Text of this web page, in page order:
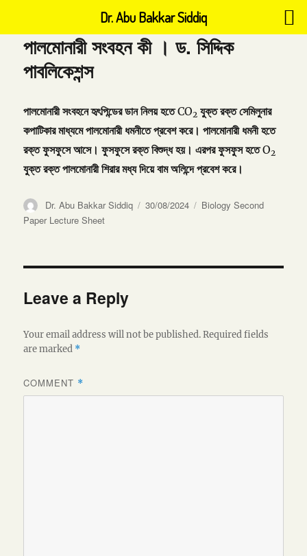
পালমোনারী সংবহন কী । ড. সিদ্দিক
পাবলিকেশন্স
পালমোনারী সংবহনে হৃৎপিন্ডের ডান নিলয় হতেCO2 যুক্ত রক্ত সেমিলুনার
কপাটিকার মাধ্যমে পালমোনারী ধমনীতে প্রবেশ করে। পালমোনারী ধমনী হতে
রক্ত ফুসফুসে আসে। ফুসফুসে রক্ত বিশুদ্ধ হয়। এরপর ফুসফুস হতেO2
যুক্ত রক্ত পালমোনারী শিরার মধ্য দিয়ে বাম অলিন্দে প্রবেশ করে।
Author
Dr. Abu Bakkar Siddiq
Posted
30/08/2024 Categories
Biology Second
Paper Lecture Sheet
Leave a Reply
Your email address will not be published. Required fields
are marked *
COMMENT *
Dr. Abu Bakkar Siddiq